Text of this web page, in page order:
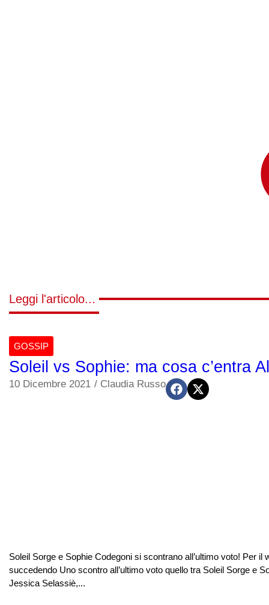
Leggi l'articolo...
GOSSIP
Soleil vs Sophie: ma cosa c’entra
10 Dicembre 2021 / Claudia Russo
Soleil Sorge e Sophie Codegoni si scontrano all’ultimo voto! Per
succedendo Uno scontro all’ultimo voto quello tra Soleil Sorge e
Jessica Selassiè,...